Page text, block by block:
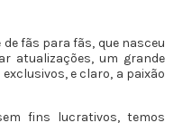
de fãs para fãs, que nasceu
atualizações, um grande
e claro, a paixão
fins lucrativos, temos